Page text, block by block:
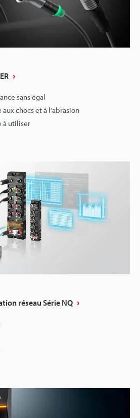
sans égal
chocs et à l’abrasion
à utiliser
réseau Série NQ